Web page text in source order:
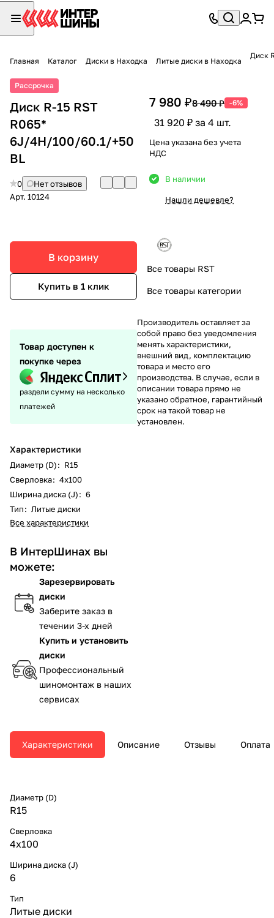
Главная Каталог Диски в Находка Литые диски в Находка
Диск
Рассрочка
Диск R-15 RST
R065*
6J/4H/100/60.1/+50
BL
0
Нет отзывов
Арт. 10124
В корзину
Купить в 1 клик
Товар доступен к
покупке через
раздели сумму на несколько
платежей
Характеристики
Диаметр (D): R15
Сверловка: 4х100
Ширина диска (J): 6
Тип: Литые диски
Все характеристики
В ИнтерШинах вы
можете:
Зарезервировать
диски
Заберите заказ в
течении 3-х дней
Купить и установить
диски
Профессиональный
шиномонтаж в наших
сервисах
7 980 ₽8 490 ₽ -6%
31 920 ₽ за 4 шт.
Цена указана без учета
НДС
В наличии
Нашли дешевле?
Все товары RST
Все товары категории
Производитель оставляет за
собой право без уведомления
менять характеристики,
внешний вид, комплектацию
товара и место его
производства. В случае, если в
описании товара прямо не
указано обратное, гарантийный
срок на такой товар не
установлен.
Характеристики Описание Отзывы Оплата
Диаметр (D)
R15
Сверловка
4х100
Ширина диска (J)
6
Тип
Литые диски